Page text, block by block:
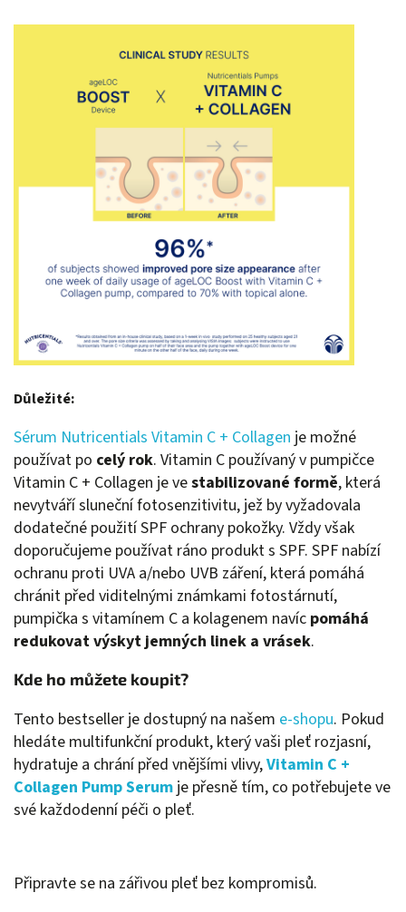
Důležité:
Sérum Nutricentials Vitamin C + Collagen je možné
používat po celý rok. Vitamin C používaný v pumpičce
Vitamin C + Collagen je vestabilizované formě, která
nevytváří sluneční fotosenzitivitu, jež by vyžadovala
dodatečné použití SPF ochrany pokožky. Vždy však
doporučujeme používat ráno produkt s SPF. SPF nabízí
ochranu proti UVA a/nebo UVB záření, která pomáhá
chránit před viditelnými známkami fotostárnutí,
pumpička s vitamínem C a kolagenem navíc pomáhá
redukovat výskyt jemných linek a vrásek.
Kde ho můžete koupit?
Tento bestseller je dostupný na našem e-shopu. Pokud
hledáte multifunkční produkt, který vaši pleť rozjasní,
hydratuje a chrání před vnějšími vlivy,Vitamin C +
Collagen PumpSerum je přesně tím, co potřebujete ve
své každodenní péči o pleť.
Připravte se na zářivou pleť bez kompromisů.